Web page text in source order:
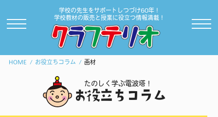
学校の先生をサポートしつづけ60年！
学校教材の販売と授業に役立つ情報満載！
HOME お役立ちコラム 画材
たのしく学ぶ電波塔！
お役立ちコラム